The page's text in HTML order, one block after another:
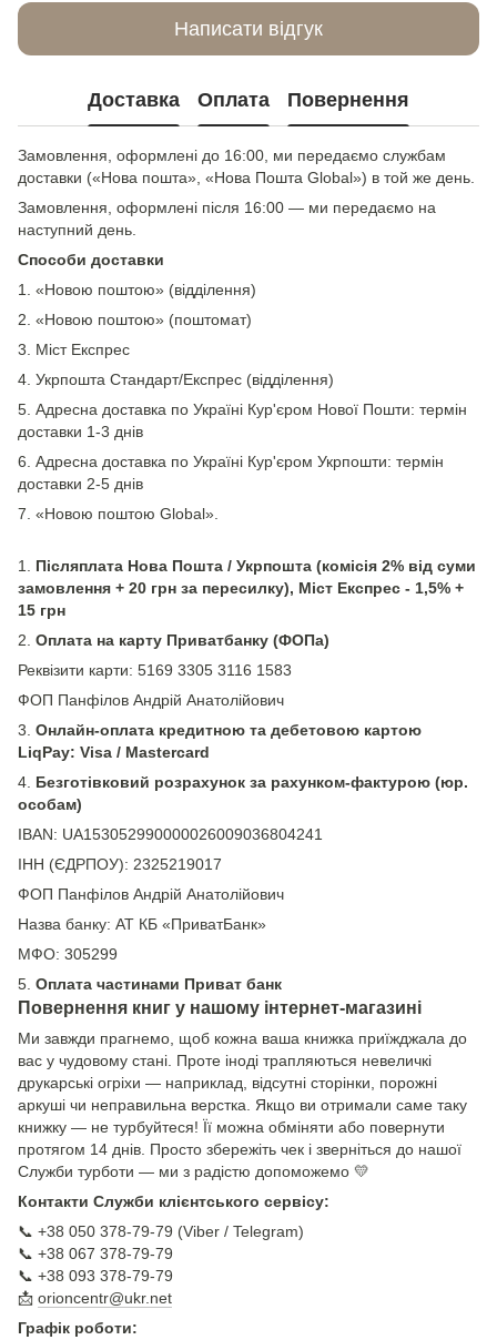
Написати відгук
Доставка Оплата Повернення
Замовлення, оформлені до 16:00, ми передаємо службам
доставки («Нова пошта», «Нова Пошта Global») в той же день.
Замовлення, оформлені після 16:00 — ми передаємо на
наступний день.
Способи доставки
1. «Новою поштою» (відділення)
2. «Новою поштою» (поштомат)
3. Міст Експрес
4. Укрпошта Стандарт/Експрес (відділення)
5. Адресна доставка по Україні Кур'єром Нової Пошти: термін
доставки 1-3 днів
6. Адресна доставка по Україні Кур'єром Укрпошти: термін
доставки 2-5 днів
7. «Новою поштою Global».
1. Післяплата Нова Пошта / Укрпошта (комісія 2% від суми
замовлення + 20 грн за пересилку), Міст Експрес - 1,5% +
15 грн
2. Оплата на карту Приватбанку (ФОПа)
Реквізити карти: 5169 3305 3116 1583
ФОП Панфілов Андрій Анатолійович
3. Онлайн-оплата кредитною та дебетовою картою
LiqPay: Visa / Mastercard
4. Безготівковий розрахунок за рахунком-фактурою (юр.
особам)
IBAN: UA153052990000026009036804241
ІНН (ЄДРПОУ): 2325219017
ФОП Панфілов Андрій Анатолійович
Назва банку: АТ КБ «ПриватБанк»
МФО: 305299
5. Оплата частинами Приват банк
Повернення книг у нашому інтернет-магазині
Ми завжди прагнемо, щоб кожна ваша книжка приїжджала до
вас у чудовому стані. Проте іноді трапляються невеличкі
друкарські огріхи — наприклад, відсутні сторінки, порожні
аркуші чи неправильна верстка. Якщо ви отримали саме таку
книжку — не турбуйтеся! Її можна обміняти або повернути
протягом 14 днів. Просто збережіть чек і зверніться до нашої
Служби турботи — ми з радістю допоможемо 💛
Контакти Служби клієнтського сервісу:
📞 +38 050 378-79-79 (Viber / Telegram)
📞 +38 067 378-79-79
📞 +38 093 378-79-79
📩 orioncentr@ukr.net
Графік роботи: